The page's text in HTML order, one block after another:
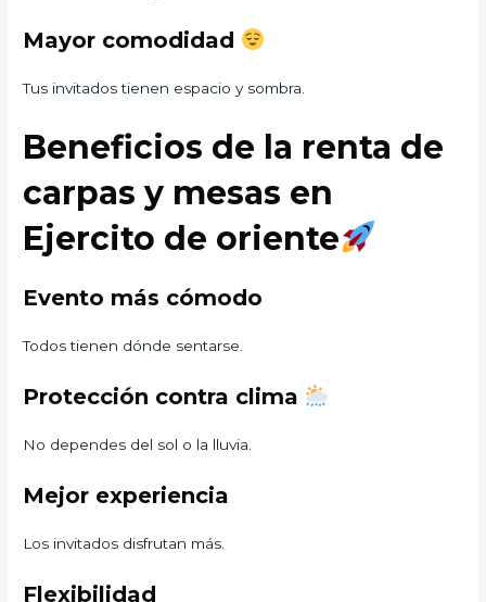
Mayor comodidad
Tus invitados tienen espacio y sombra.
Beneficios de la renta de
carpas y mesas en
Ejercito de oriente
Evento más cómodo
Todos tienen dónde sentarse.
Protección contra clima
No dependes del sol o la lluvia.
Mejor experiencia
Los invitados disfrutan más.
Flexibilidad